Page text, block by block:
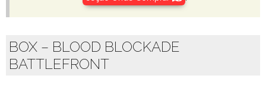
BOX – BLOOD BLOCKADE
BATTLEFRONT